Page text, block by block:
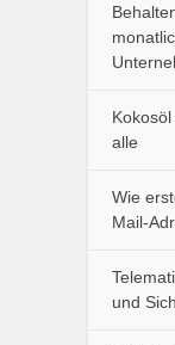
alle
Wie
Mail-
und